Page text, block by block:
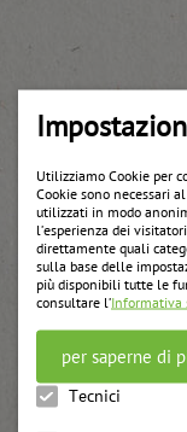
Utilizziamo Cookie per
Cookie sono necessari
utilizzati in modo
l’esperienza dei
direttamente quali
sulla base delle
più disponibili tutte le
consultare l’Informativa
per saperne di
Tecnici